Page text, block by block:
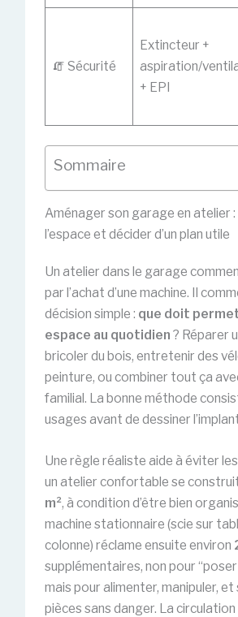
🧯 Sécurité
Extincteur +
aspiration/
+ EPI
Sommaire
Aménager son garage en atelier
l’espace et décider d’un plan utile
Un atelier dans le garage
par l’achat d’une machine. Il
décision simple : que doit
espace au quotidien ? Réparer
bricoler du bois, entretenir des
peinture, ou combiner tout ça
familial. La bonne méthode
usages avant de dessiner
Une règle réaliste aide à éviter
un atelier confortable se
m², à condition d’être bien
machine stationnaire (scie sur
colonne) réclame ensuite environ
supplémentaires, non pour “poser
mais pour alimenter, manipuler,
pièces sans danger. La